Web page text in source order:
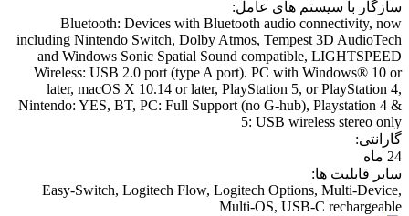
سازگار با سیستم های عامل:
Bluetooth: Devices with Bluetooth audio connectivity, now
including Nintendo Switch, Dolby Atmos, Tempest 3D AudioTech
and Windows Sonic Spatial Sound compatible, LIGHTSPEED
Wireless: USB 2.0 port (type A port). PC with Windows® 10 or
later, macOS X 10.14 or later, PlayStation 5, or PlayStation 4,
Nintendo: YES, BT, PC: Full Support (no G-hub), Playstation 4 &
5: USB wireless stereo only
گارانتی:
24 ماه
سایر قابلیت ها:
Easy-Switch, Logitech Flow, Logitech Options, Multi-Device,
Multi-OS, USB-C rechargeable